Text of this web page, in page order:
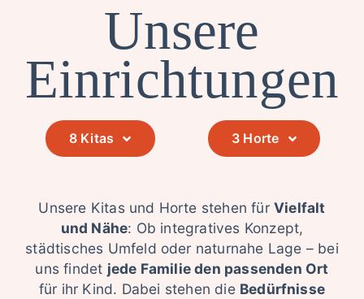
Unsere
Einrichtungen
8 Kitas 3 Horte
Unsere Kitas und Horte stehen fürVielfalt
und Nähe: Ob integratives Konzept,
städtisches Umfeld oder naturnahe Lage – bei
uns findet jede Familie den passenden Ort
für ihr Kind. Dabei stehen die Bedürfnisse